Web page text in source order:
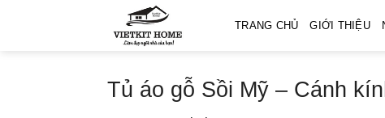
TRANG CHỦ GIỚI THIỆU
Tủ áo gỗ Sồi Mỹ – Cánh